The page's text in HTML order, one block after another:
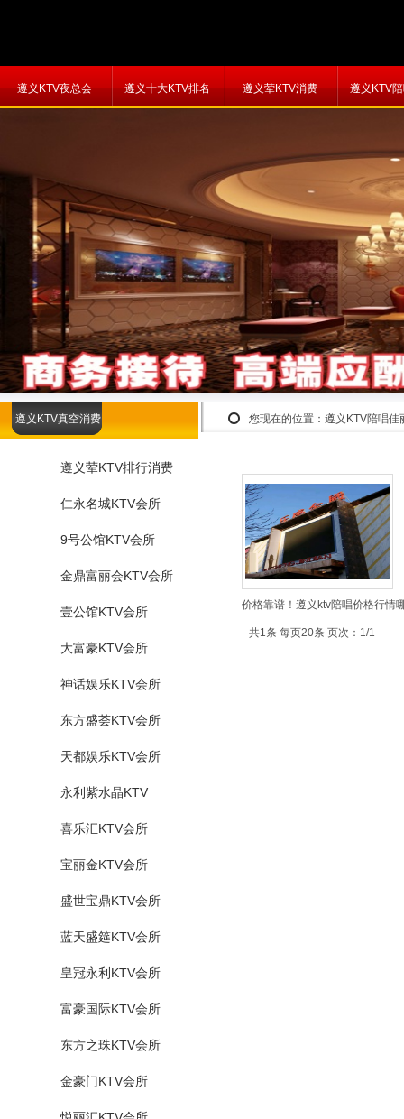
遵义KTV夜总会 遵义十大KTV排名 遵义荤KTV消费 遵义KTV
您现在的位置： 遵义KTV陪唱佳
遵义KTV真空消费
遵义荤KTV排行消费
仁永名城KTV会所
9号公馆KTV会所
金鼎富丽会KTV会所
壹公馆KTV会所
大富豪KTV会所
神话娱乐KTV会所
东方盛荟KTV会所
天都娱乐KTV会所
永利紫水晶KTV
喜乐汇KTV会所
宝丽金KTV会所
盛世宝鼎KTV会所
蓝天盛筵KTV会所
皇冠永利KTV会所
富豪国际KTV会所
东方之珠KTV会所
金豪门KTV会所
价格靠谱！遵义ktv陪唱价格行情
共1条 每页20条 页次：1/1